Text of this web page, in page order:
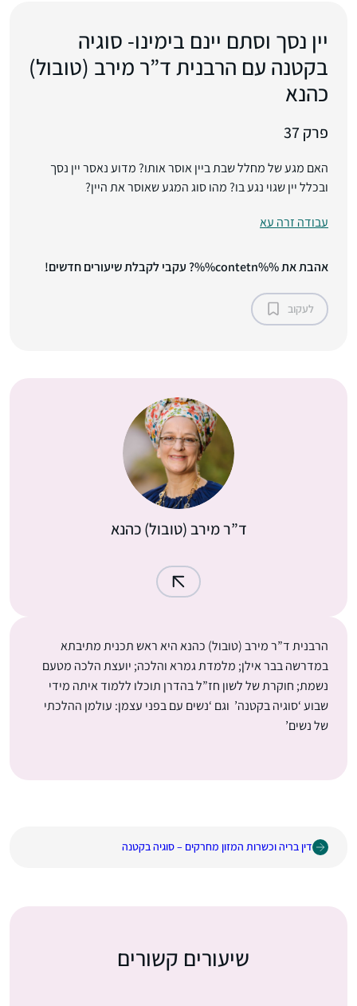
יין נסך וסתם יינם בימינו- סוגיה
בקטנה עם הרבנית ד”ר מירב (טובול)
כהנא
פרק 37
האם מגע של מחלל שבת ביין אוסר אותו? מדוע נאסר יין נסך
ובכלל יין שגוי נגע בו? מהו סוג המגע שאוסר את היין?
עבודה זרה עא
אהבת את %%contetn%%? עקבי לקבלת שיעורים חדשים!
לעקוב
ד”ר מירב (טובול) כהנא
הרבנית ד”ר מירב (טובול) כהנא היא ראש תכנית מתיבתא
במדרשה בבר אילן; מלמדת גמרא והלכה; יועצת הלכה מטעם
נשמת; חוקרת של לשון חז”ל בהדרן תוכלו ללמוד איתה מידי
שבוע ‘סוגיה בקטנה’ וגם ‘נשים עם בפני עצמן: עולמן ההלכתי
של נשים’
דין בריה וכשרות המזון מחרקים – סוגיה בקטנה
שיעורים קשורים